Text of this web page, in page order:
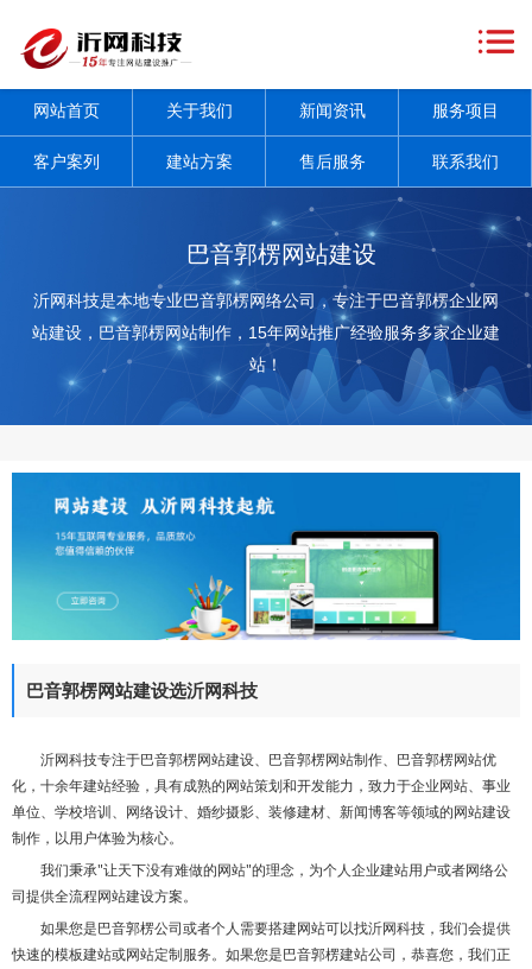
首
页
于
我
新
闻
服
网站首页 关于我们 新闻资讯 服务项目
客户案列 建站方案 售后服务 联系我们
巴音郭楞网站建设
沂网科技是本地专业巴音郭楞网络公司，专注于巴音郭楞企业网
站建设，巴音郭楞网站制作，15年网站推广经验服务多家企业建
站！
巴音郭楞网站建设选沂网科技
沂网科技专注于巴音郭楞网站建设、巴音郭楞网站制作、巴音郭楞网站优
化，十余年建站经验，具有成熟的网站策划和开发能力，致力于企业网站、事业
单位、学校培训、网络设计、婚纱摄影、装修建材、新闻博客等领域的网站建设
制作，以用户体验为核心。
我们秉承"让天下没有难做的网站"的理念，为个人企业建站用户或者网络公
司提供全流程网站建设方案。
如果您是巴音郭楞公司或者个人需要搭建网站可以找沂网科技，我们会提供
快速的模板建站或网站定制服务。如果您是巴音郭楞建站公司，恭喜您，我们正